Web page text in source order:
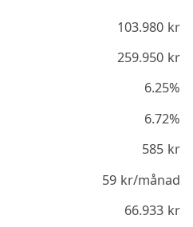
103.980kr
259.950kr
6.25%
6.72%
585kr
59kr/månad
66.933kr